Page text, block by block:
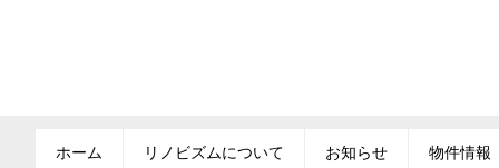
ホーム リノビズムについて お知らせ 物件情報